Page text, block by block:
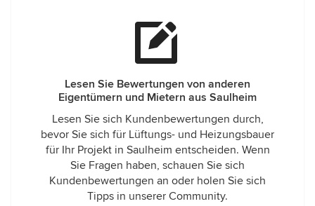
Lesen Sie Bewertungen von anderen
Eigentümern und Mietern aus Saulheim
Lesen Sie sich Kundenbewertungen durch,
bevor Sie sich für Lüftungs- und Heizungsbauer
für Ihr Projekt in Saulheim entscheiden. Wenn
Sie Fragen haben, schauen Sie sich
Kundenbewertungen an oder holen Sie sich
Tipps in unserer Community.